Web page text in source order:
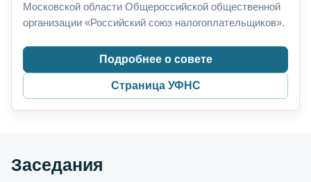
Московской области Общероссийской общественной
организации «Российский союз налогоплательщиков».
Подробнее о совете
Страница УФНС
Заседания